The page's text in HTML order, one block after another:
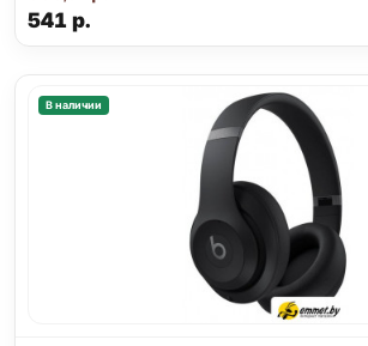
541 р.
В наличии